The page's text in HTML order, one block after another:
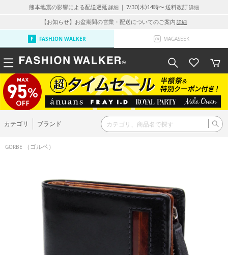
熊本地震の影響による配送遅延 詳細 ｜ 7/30(木)14時〜 送料改訂詳細
【お知らせ】お盆期間の営業・配送についてのご案内 詳細
FASHION WALKER MAGASEEK
カテゴリ ブランド
GORBE （ゴルベ）